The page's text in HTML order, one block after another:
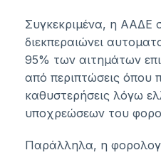
Συγκεκριμένα, η ΑΑΔΕ
διεκπεραιώνει
95% των αιτημάτων
από περιπτώσεις όπου
καθυστερήσεις λόγω
υποχρεώσεων του
Παράλληλα, η